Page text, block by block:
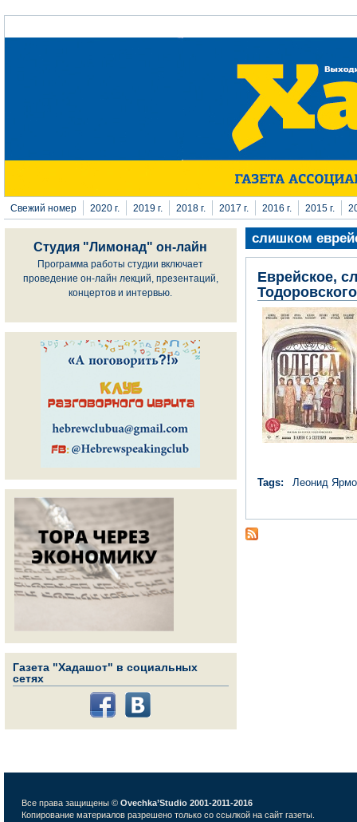
Перейти к основному содержанию
Свежий номер 2020 г. 2019 г. 2018 г. 2017 г. 2016 г. 2015 г.
Студия "Лимонад" он-лайн
Программа работы студии включает
проведение он-лайн лекций, презентаций,
концертов и интервью.
Газета "Хадашот" в социальных
сетях
слишком
Еврейское,
Тодоровского
Tags: Леонид
Все права защищены © Ovechka’Studio 2001-2011-2016
Копирование материалов разрешено только со ссылкой на сайт газеты.